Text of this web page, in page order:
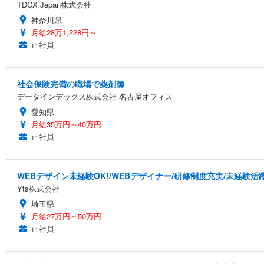
TDCX Japan株式会社
神奈川県
月給28万1,228円～
正社員
社会保険完備の職場で薬剤師
データインデックス株式会社 名古屋オフィス
愛知県
月給35万円～40万円
正社員
WEBデザイン未経験OK!/WEBデザイナー/研修制度充実/未経験活
Yts株式会社
埼玉県
月給27万円～50万円
正社員